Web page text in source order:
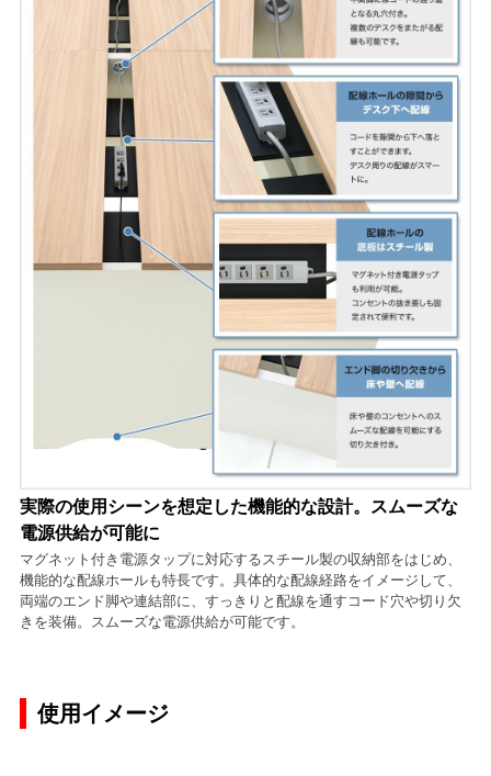
実際の使用シーンを想定した機能的な設計。スムーズな
電源供給が可能に
マグネット付き電源タップに対応するスチール製の収納部をはじめ、
機能的な配線ホールも特長です。具体的な配線経路をイメージして、
両端のエンド脚や連結部に、すっきりと配線を通すコード穴や切り欠
きを装備。スムーズな電源供給が可能です。
使用イメージ